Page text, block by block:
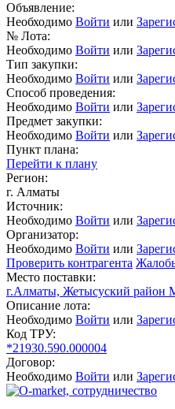
Объявление:
Необходимо Войти или
№ Лота:
Необходимо Войти или
Тип закупки:
Необходимо Войти или
Способ проведения:
Необходимо Войти или
Предмет закупки:
Необходимо Войти или
Пункт плана:
Перейти к плану
Регион:
г. Алматы
Источник:
Необходимо Войти или
Организатор:
Необходимо Войти или
Проверить контрагента
Место поставки:
г.Алматы, Жетысуский район
Описание лота:
Необходимо Войти или
Код ТРУ:
*21930.590.000004
Договор:
Необходимо Войти или